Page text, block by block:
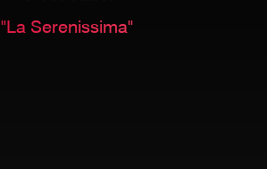
"La Serenissima"